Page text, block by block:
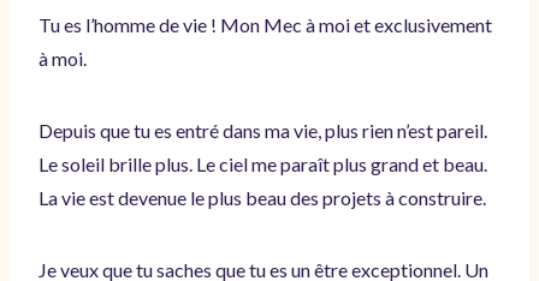
Tu es l’homme de vie ! Mon Mec à moi et exclusivement
à moi.
Depuis que tu es entré dans ma vie, plus rien n’est pareil.
Le soleil brille plus. Le ciel me paraît plus grand et beau.
La vie est devenue le plus beau des projets à construire.
Je veux que tu saches que tu es un être exceptionnel. Un